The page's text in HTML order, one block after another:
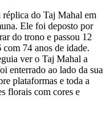
réplica do Taj Mahal em
Ele foi deposto por
do trono e passou 12
74 anos de idade.
ver o Taj Mahal a
enterrado ao lado da sua
pla­taformas e toda a
florais com cores e